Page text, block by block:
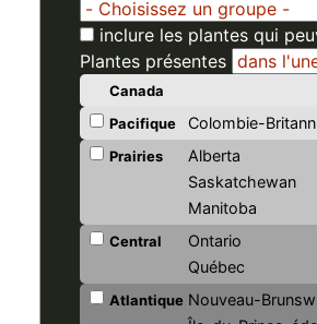
inclure les plantes qui
Plantes présentes
Canada
Pacifique
Colombie-
Prairies
Alberta
Saskatchewan
Manitoba
Central
Ontario
Québec
Atlantique Nouveau-